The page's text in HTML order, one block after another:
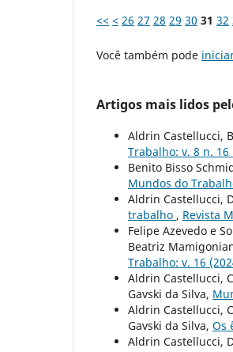
<< < 26 27 28 29 30 31 32
Você também pode
Artigos mais lidos
Aldrin Castellucci,
Trabalho: v. 8 n.
Benito Bisso
Mundos do
Aldrin Castellucci,
trabalho , Revista
Felipe Azevedo e
Beatriz
Trabalho: v. 16
Aldrin Castellucci,
Gavski da Silva,
Aldrin Castellucci,
Gavski da Silva, Os
Aldrin Castellucci,